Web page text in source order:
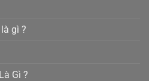
gì ?
Gì ?